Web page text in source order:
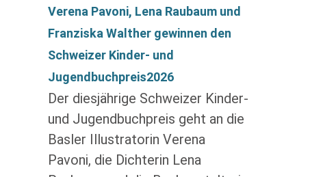
Verena Pavoni, Lena Raubaum und
Franziska Walther gewinnen den
Schweizer Kinder- und
Jugendbuchpreis2026
Der diesjährige Schweizer Kinder-
und Jugendbuchpreis geht an die
Basler Illustratorin Verena
Pavoni, die Dichterin Lena